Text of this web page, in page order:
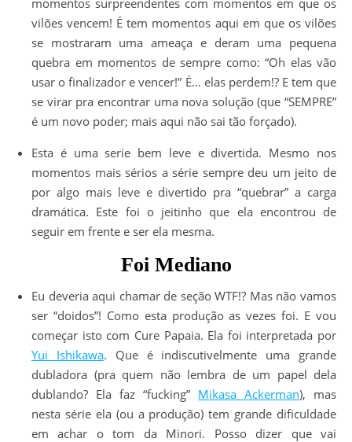
vilões vencem! É tem momentos aqui em que os vilões
se mostraram uma ameaça e deram uma pequena
quebra em momentos de sempre como: “Oh elas vão
usar o finalizador e vencer!” É… elas perdem!? E tem que
se virar pra encontrar uma nova solução (que “SEMPRE”
é um novo poder; mais aqui não sai tão forçado).
Esta é uma serie bem leve e divertida. Mesmo nos
momentos mais sérios a série sempre deu um jeito de
por algo mais leve e divertido pra “quebrar” a carga
dramática. Este foi o jeitinho que ela encontrou de
seguir em frente e ser ela mesma.
Foi Mediano
Eu deveria aqui chamar de seção WTF!? Mas não vamos
ser “doidos”! Como esta produção as vezes foi. E vou
começar isto com Cure Papaia. Ela foi interpretada por
Yui Ishikawa. Que é indiscutivelmente uma grande
dubladora (pra quem não lembra de um papel dela
dublando? Ela faz “fucking” Mikasa Ackerman), mas
nesta série ela (ou a produção) tem grande dificuldade
em achar o tom da Minori. Posso dizer que vai